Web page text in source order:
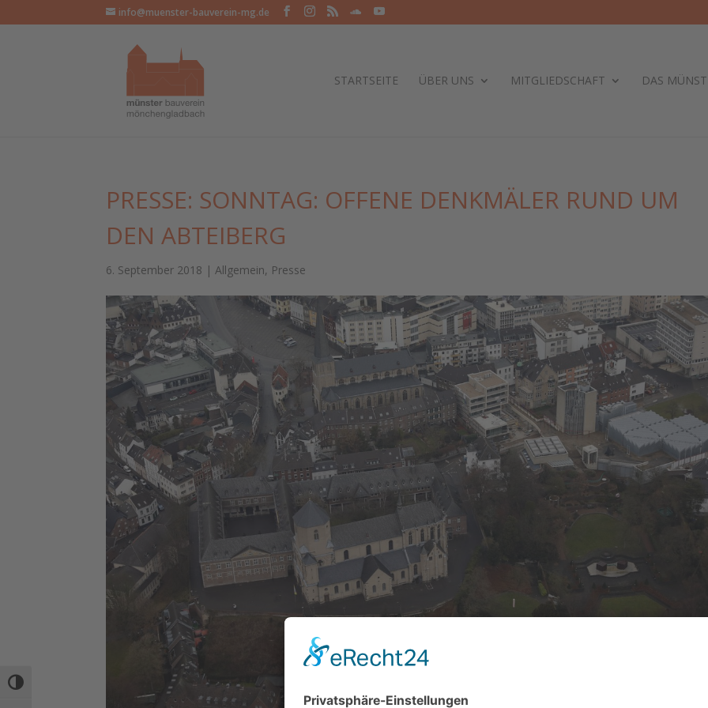
Umschalten auf hohe Kontraste
info@muenster-bauverein-mg.de
STARTSEITE ÜBER UNS MITGLIEDSCHAFT DAS
PRESSE: SONNTAG: OFFENE DENKMÄLER RUND UM
DEN ABTEIBERG
6. September 2018 |Allgemein, Presse